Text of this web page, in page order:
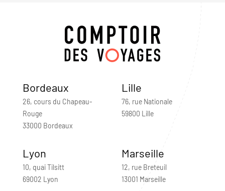
Bordeaux
26, cours du Chapeau-
Rouge
33000 Bordeaux
Lille
76, rue Nationale
59800 Lille
Lyon
10, quai Tilsitt
69002 Lyon
Marseille
12, rue Breteuil
13001 Marseille